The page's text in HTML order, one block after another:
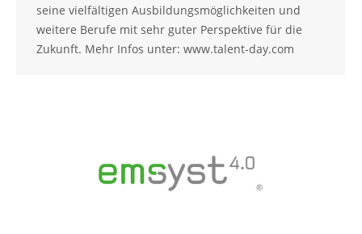
seine vielfältigen Ausbildungsmöglichkeiten und
weitere Berufe mit sehr guter Perspektive für die
Zukunft. Mehr Infos unter: www.talent-day.com